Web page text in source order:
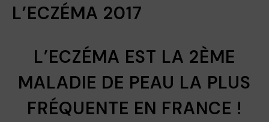
L’ECZÉMA 2017
L’ECZÉMA EST LA 2ÈME
MALADIE DE PEAU LA PLUS
FRÉQUENTE EN FRANCE !